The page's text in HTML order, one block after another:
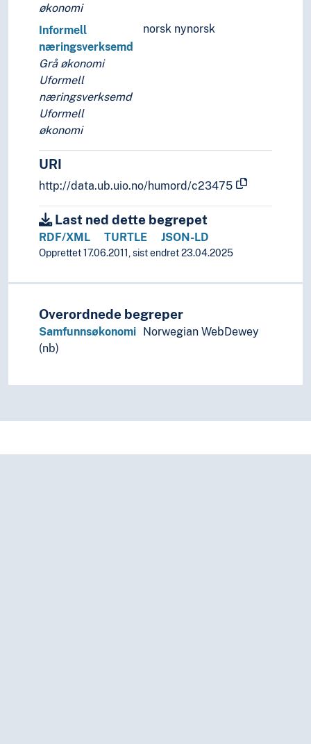
økonomi
norsk nynorsk
Informell
næringsverksemd
Grå økonomi
Uformell
næringsverksemd
Uformell
økonomi
URI
http://data.ub.uio.no/humord/c23475
Last ned dette begrepet
RDF/XML TURTLE JSON-LD
Opprettet 17.06.2011, sist endret 23.04.2025
Overordnede begreper
Samfunnsøkonomi
(nb)
Norwegian WebDewey